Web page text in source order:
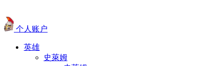
个人账户
英雄
史萊姆